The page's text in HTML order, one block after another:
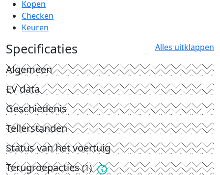
Kopen
Checken
Keuren
Specificaties Alles uitklappen
Algemeen
EV data
Geschiedenis
Tellerstanden
Status van het voertuig
Terugroepacties(1)